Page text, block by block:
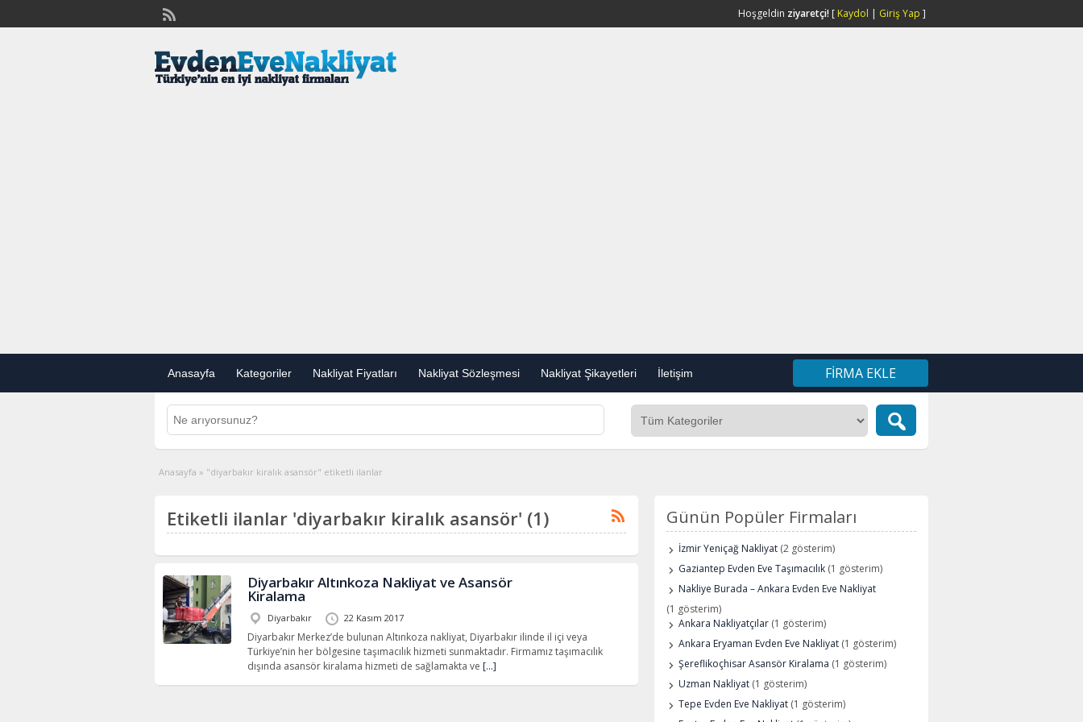
Hoşgeldin ziyaretçi! [ Kaydol | Giriş Yap ]
Anasayfa Kategoriler Nakliyat Fiyatları Nakliyat Sözleşmesi Nakliyat Şikayetleri İletişim FIRMA EKLE
Anasayfa » "diyarbakır kiralık asansör" etiketli ilanlar
Etiketli ilanlar 'diyarbakır kiralık asansör' (1)
Diyarbakır Altınkoza Nakliyat ve Asansör
Kiralama
Diyarbakır 22 Kasım 2017
Diyarbakır Merkez’de bulunan Altınkoza nakliyat, Diyarbakır ilinde il içi veya
Türkiye’nin her bölgesine taşımacılık hizmeti sunmaktadır. Firmamız taşımacılık
dışında asansör kiralama hizmeti de sağlamakta ve […]
Günün Popüler Firmaları
İzmir Yeniçağ Nakliyat (2 gösterim)
Gaziantep Evden Eve Taşımacılık (1 gösterim)
Nakliye Burada – Ankara Evden Eve Nakliyat
(1 gösterim)
Ankara Nakliyatçılar (1 gösterim)
Ankara Eryaman Evden Eve Nakliyat (1 gösterim)
Şereflikoçhisar Asansör Kiralama (1 gösterim)
Uzman Nakliyat (1 gösterim)
Tepe Evden Eve Nakliyat (1 gösterim)